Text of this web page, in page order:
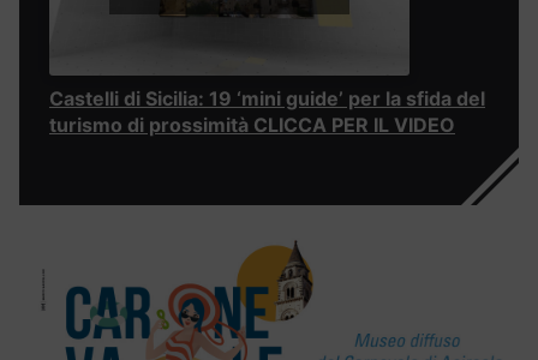
Castelli di Sicilia: 19 ‘mini guide’ per la sfida del
turismo di prossimità CLICCA PER IL VIDEO